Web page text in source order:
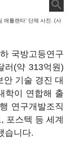
애틀랜타’ 단체 사진. (사
국방고등연구
러(약 313억원)
기술 경진 대
학이 연합해 출
연구개발조직
포스텍 등 세계
습니다.